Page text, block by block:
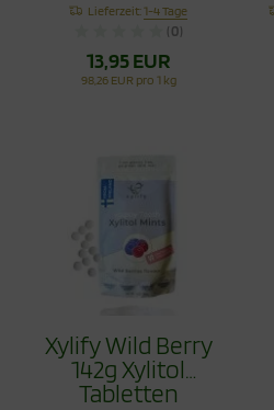
Lieferzeit:1-4 Tage
(0)
13,95 EUR
98,26 EUR pro 1 kg
Xylify Wild Berry
142g Xylitol
Tabletten